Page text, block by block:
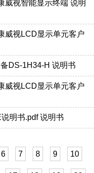
威视智能显示终端 说明
威视LCD显示单元客户
DS-1H34-H 说明书
威视LCD显示单元客户
明书.pdf 说明书
6 7 8 9 10